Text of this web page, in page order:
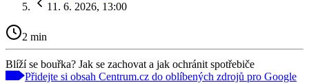
11. 6. 2026, 13:00
2 min
Blíží se bouřka? Jak se zachovat a jak ochránit spotřebiče
Přidejte si obsah Centrum.cz do oblíbených zdrojů pro Google